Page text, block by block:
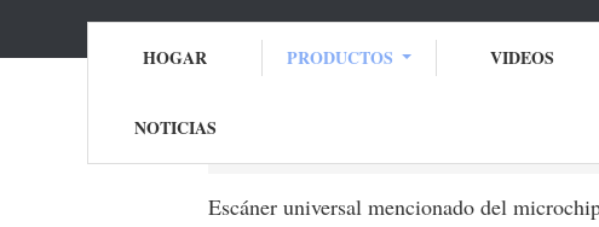
HOGAR PRODUCTOS VIDEOS
NOTICIAS
Escáner universal mencionado del